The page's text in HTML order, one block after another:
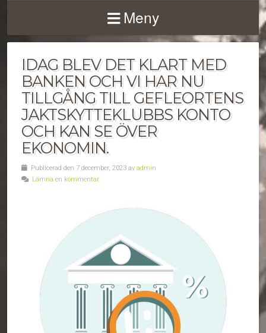
Meny
IDAG BLEV DET KLART MED
BANKEN OCH VI HAR NU
TILLGÅNG TILL GEFLEORTENS
JAKTSKYTTEKLUBBS KONTO
OCH KAN SE ÖVER
EKONOMIN.
Publicerad den 7 december, 2023 av admin
Lämna en kommentar